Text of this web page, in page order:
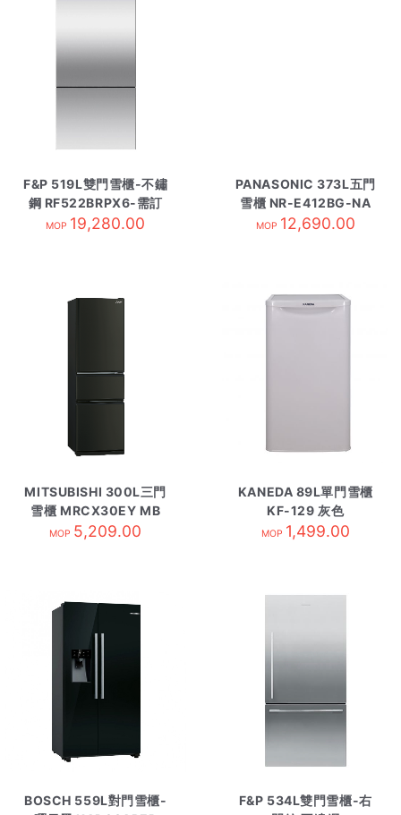
F&P 519L雙門雪櫃-不鏽
鋼 RF522BRPX6-需訂
貨
MOP 19,280.00
PANASONIC 373L五門
雪櫃 NR-E412BG-NA
香濱金
MOP 12,690.00
MITSUBISHI 300L三門
雪櫃 MRCX30EY MB
霧黑
MOP 5,209.00
KANEDA 89L單門雪櫃
KF-129 灰色
MOP 1,499.00
BOSCH 559L對門雪櫃-
F&P 534L雙門雪櫃-右